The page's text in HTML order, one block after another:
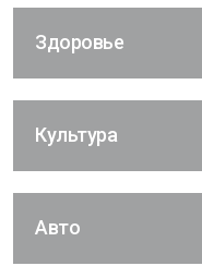
Здоровье
Культура
Авто